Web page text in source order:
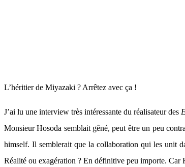
L’héritier de Miyazaki ? Arrêtez avec ça !
J’ai lu une interview très intéressante du réalisateur des
Monsieur Hosoda semblait gêné, peut être un peu
himself. Il semblerait que la collaboration qui les unit
Réalité ou exagération ? En définitive peu importe. Car